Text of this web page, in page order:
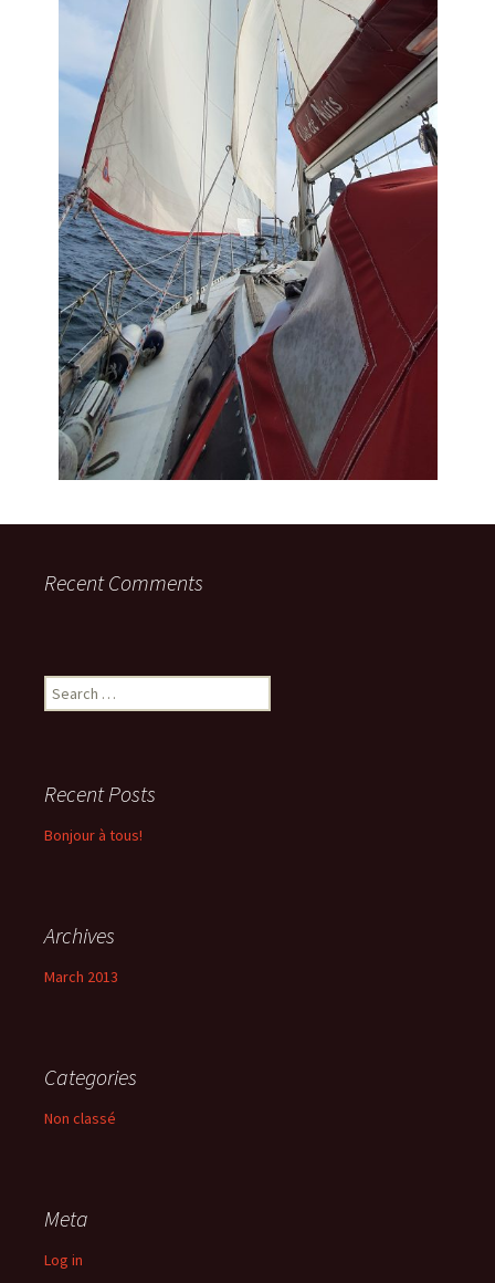
Recent Comments
Search
for:
Recent Posts
Bonjour à tous!
Archives
March 2013
Categories
Non classé
Meta
Log in